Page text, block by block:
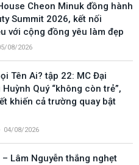
Cheon Minuk đồng hành
Summit 2026, kết nối
với cộng đồng yêu làm đẹp
08/2026
Tên Ai? tập 22: MC Đại
Quý “không còn trẻ”,
khiến cả trường quay bật
04/08/2026
– Lâm Nguyễn thắng nghẹt